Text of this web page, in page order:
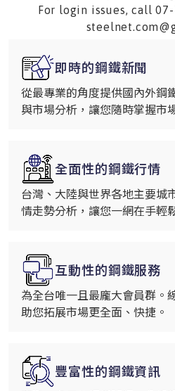
For login issues, call
即時的鋼鐵新聞
從最專業的角度提供國內外鋼
與市場分析，讓您隨時掌握市
全面性的鋼鐵行情
台灣、大陸與世界各地主要城
情走勢分析，讓您一網在手輕
互動性的鋼鐵服務
為全台唯一且最龐大會員群。
助您拓展市場更全面、快捷。
豐富性的鋼鐵資訊